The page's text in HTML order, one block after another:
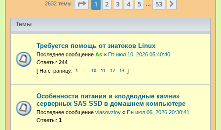
2632 темы Страница из 53
1 2 3 4 5 53
Темы
Требуется помощь от знатоков Linux
Последнее сообщение As « Пт июл 10, 2026 05:40:40
Ответы: 244
1 … 10 11 12 13
Особенности питания и «подводные камни»
серверных SAS SSD в домашнем компьютере
Последнее сообщение vlasovzloy « Пн июл 06, 2026 20:30:41
Ответы: 1